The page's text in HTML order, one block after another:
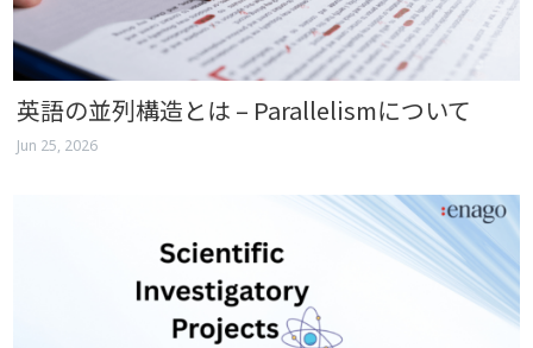
英語の並列構造とは – Parallelismについて
Jun 25, 2026